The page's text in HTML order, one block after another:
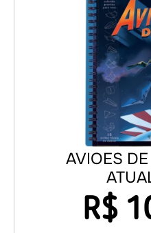
AVIOES
R$